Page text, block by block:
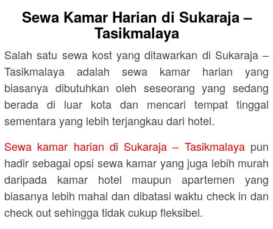
Sewa Kamar Harian di Sukaraja –
Tasikmalaya
Salah satu sewa kost yang ditawarkan di Sukaraja –
Tasikmalaya adalah sewa kamar harian yang
biasanya dibutuhkan oleh seseorang yang sedang
berada di luar kota dan mencari tempat tinggal
sementara yang lebih terjangkau dari hotel.
Sewa kamar harian di Sukaraja – Tasikmalayapun
hadir sebagai opsi sewa kamar yang juga lebih murah
daripada kamar hotel maupun apartemen yang
biasanya lebih mahal dan dibatasi waktu check in dan
check out sehingga tidak cukup fleksibel.